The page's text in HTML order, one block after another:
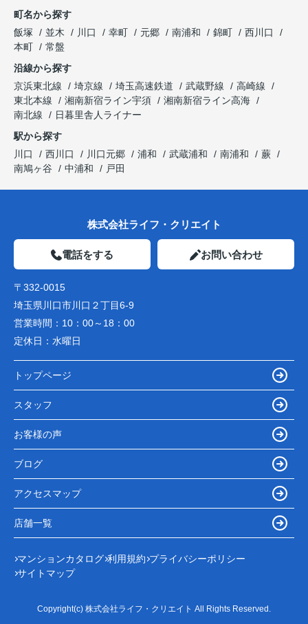
町名から探す
飯塚
並木 川口 幸町 元郷 南浦和 錦町
西川口
本町
常盤
沿線から探す
京浜東北線
埼京線 埼玉高速鉄道 武蔵野線
高崎線
東北本線
湘南新宿ライン宇須
湘南新宿ライン高海
南北線
日暮里舎人ライナー
駅から探す
川口
西川口 川口元郷 浦和 武蔵浦和 南浦和
蕨
南鳩ヶ谷
中浦和 戸田
株式会社ライフ・クリエイト
電話をする お問い合わせ
〒332-0015
埼玉県川口市川口２丁目6-9
営業時間： 10：00～18：00
定休日： 水曜日
トップページ
スタッフ
お客様の声
ブログ
アクセスマップ
店舗一覧
マンションカタログ 利用規約 プライバシーポリシー
サイトマップ
Copyright(c) 株式会社ライフ・クリエイト All Rights Reserved.